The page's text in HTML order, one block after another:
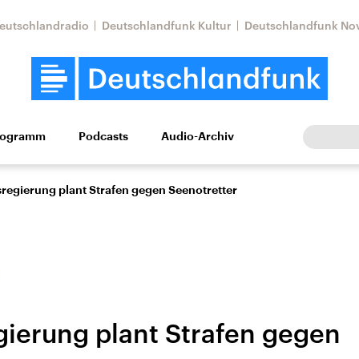
Deutschlandfunk Kultur Deutschlandfunk
Wissen Kultur Europa
Beiträge,
Nahostkonflikt
Iran
Aktuelle Lage und
Podcasts Audio-Archiv
plant Strafen gegen Seenotretter
plant Strafen gegen